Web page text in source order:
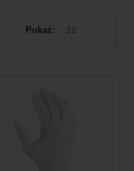
Pokaż: 12